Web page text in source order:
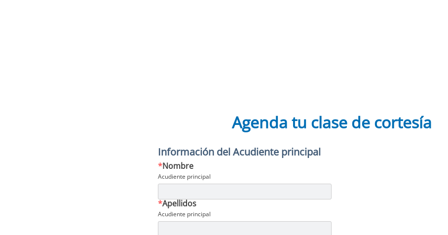
Agenda tu clase de cortesía
Información del Acudiente principal
Nombre
*
Acudiente principal
Apellidos
*
Acudiente principal